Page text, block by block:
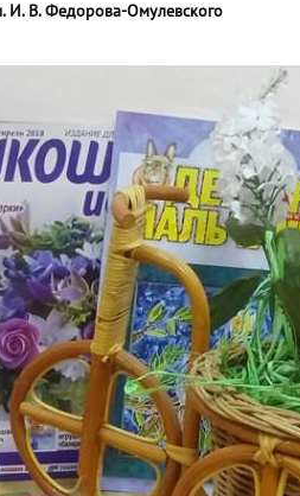
И. В. Федорова-Омулевского